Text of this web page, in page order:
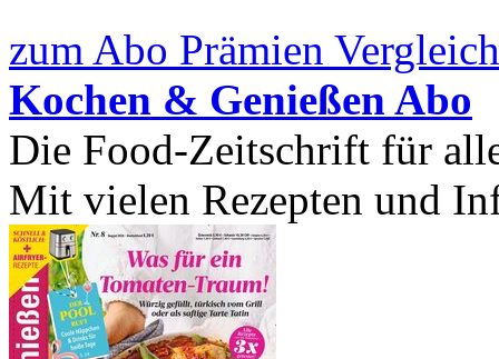
zum Abo Prämien
Kochen & Genießen Abo
Die Food-Zeitschrift für
Mit vielen Rezepten und